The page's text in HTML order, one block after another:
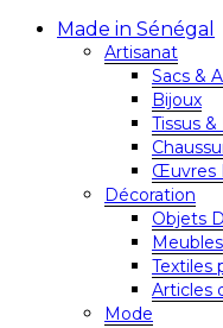
Made in Sénégal
Artisanat
Sacs &
Bijoux
Tissus
Œuvres
Décoration
Objets
Meubles
Textiles
Articles
Mode